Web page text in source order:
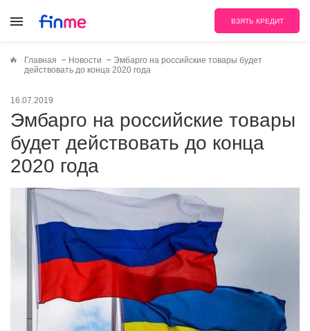
ВЗЯТЬ КРЕДИТ
Главная Новости
Эмбарго на российские товары будет
действовать до конца 2020 года
16.07.2019
Эмбарго на российские товары
будет действовать до конца
2020 года